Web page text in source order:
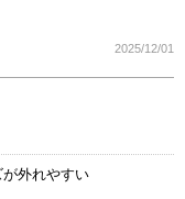
2025/12/01
外れやすい